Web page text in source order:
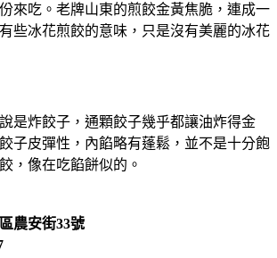
來吃。老牌山東的煎餃金黃焦脆，連成一
些冰花煎餃的意味，只是沒有美麗的冰花
是炸餃子，通顆餃子幾乎都讓油炸得金
子皮彈性，內餡略有蓬鬆，並不是十分飽
，像在吃餡餅似的。
農安街33號